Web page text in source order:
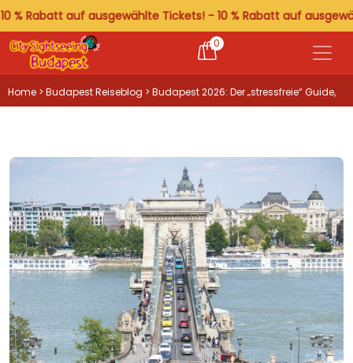
auf ausgewählte Tickets! - 10 % Rabatt auf
0
Home > Budapest Reiseblog > Budapest 2026: Der „stressfreie“ Guide,
um alles zu sehen